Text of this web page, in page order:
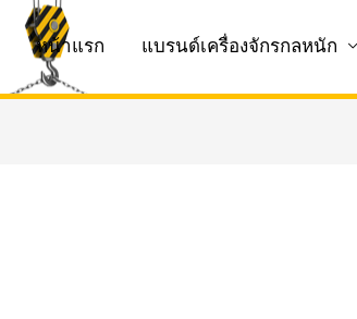
หน้าแรก แบรนด์เครื่องจักรกลหนัก